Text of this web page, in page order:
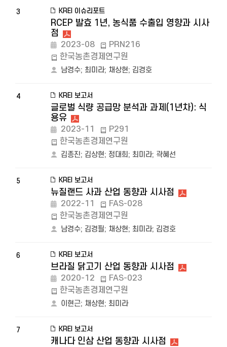
3 KREI 이슈리포트
RCEP 발효 1년, 농식품 수출입 영향과 시사
점
2023-08
PRN216
한국농촌경제연구원
남경수; 최미라; 채상현; 김경호
4 KREI 보고서
글로벌 식량 공급망 분석과 과제(1년차): 식
용유
2023-11
P291
한국농촌경제연구원
김종진; 김상현; 정대희 ; 최미라; 곽혜선
5 KREI 보고서
뉴질랜드 사과 산업 동향과 시사점
2022-11
FAS-028
한국농촌경제연구원
남경수; 김경필; 채상현; 최미라; 김경호
6 KREI 보고서
브라질 닭고기 산업 동향과 시사점
2020-12
FAS-023
한국농촌경제연구원
이현근; 채상현; 최미라
7 KREI 보고서
캐나다 인삼 산업 동향과 시사점